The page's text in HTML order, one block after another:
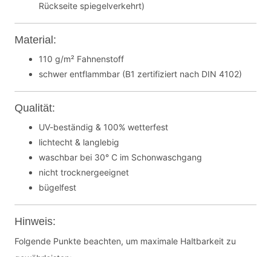
Rückseite spiegelverkehrt)
Material:
110 g/m² Fahnenstoff
schwer entflammbar (B1 zertifiziert nach DIN 4102)
Qualität:
UV-beständig & 100% wetterfest
lichtecht & langlebig
waschbar bei 30° C im Schonwaschgang
nicht trocknergeeignet
bügelfest
Hinweis:
Folgende Punkte beachten, um maximale Haltbarkeit zu